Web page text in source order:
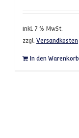
inkl. 7 % MwSt.
zzgl. Versandkosten
In den Warenkorb